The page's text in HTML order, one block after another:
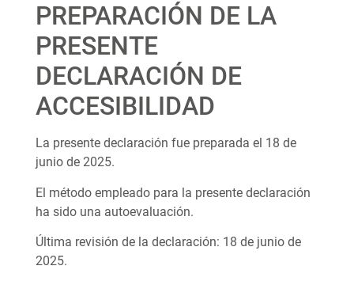
PREPARACIÓN DE LA
PRESENTE
DECLARACIÓN DE
ACCESIBILIDAD
La presente declaración fue preparada el 18 de
junio de 2025.
El método empleado para la presente declaración
ha sido una autoevaluación.
Última revisión de la declaración: 18 de junio de
2025.